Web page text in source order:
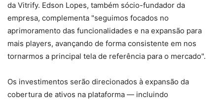
da Vitrify. Edson Lopes, também sócio-fundador da
empresa, complementa "seguimos focados no
aprimoramento das funcionalidades e na expansão para
mais players, avançando de forma consistente em nos
tornarmos a principal tela de referência para o mercado".
Os investimentos serão direcionados à expansão da
cobertura de ativos na plataforma — incluindo